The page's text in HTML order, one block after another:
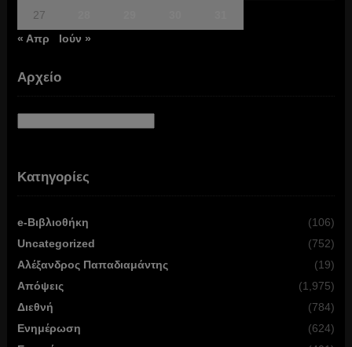
27
« Απρ
Ιούν »
Αρχείο
Κατηγορίες
e-Βιβλιοθήκη
(106)
Uncategorized
(752)
Αλέξανδρος Παπαδιαμάντης
(19)
Απόψεις
(1,975)
Διεθνή
(784)
Ενημέρωση
(624)